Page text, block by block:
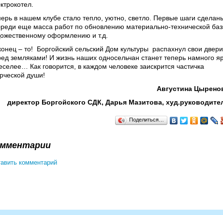
в нашем клубе стало тепло, уютно, светло. Первые шаги
еще масса работ по обновлению материально-технической
оформлению и т.д.
– то! Боргойский сельский Дом культуры распахнул свои двери
земляками! И жизнь наших односельчан станет теперь намного
Как говорится, в каждом человеке заискрится частичка
души!
Августина
директор Боргойского СДК, Дарья Мазитова,
Поделиться…
комментарий